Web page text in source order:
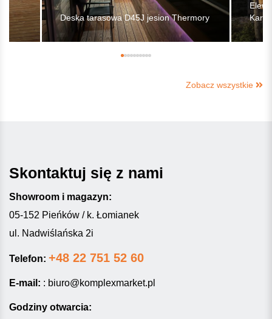
Deska tarasowa D45J jesion Thermory
Zobacz wszystkie
Skontaktuj się z nami
Showroom i magazyn:
05-152 Pieńków / k. Łomianek
ul. Nadwiślańska 2i
Telefon: +48 22 751 52 60
E-mail: : biuro@komplexmarket.pl
Godziny otwarcia: